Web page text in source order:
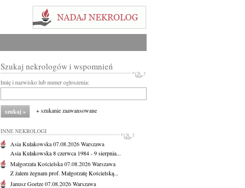
Szukaj nekrologów i wspomnień
Imię i nazwisko lub numer ogłoszenia:
+ szukanie zaawansowane
INNE NEKROLOGI
Asia Kułakowska07.08.2026Warszawa
Asia Kułakowska 8 czerwca 1984 - 9 sierpnia...
Małgorzata Kościelska07.08.2026Warszawa
Z żalem żegnam prof. Małgorzatę Kościelską...
Janusz Goetze07.08.2026Warszawa